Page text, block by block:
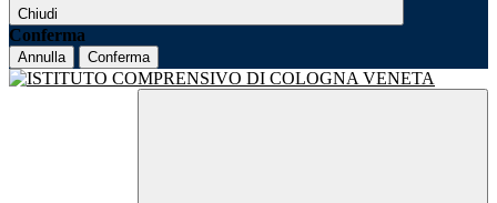
Chiudi
Conferma
Annulla Conferma